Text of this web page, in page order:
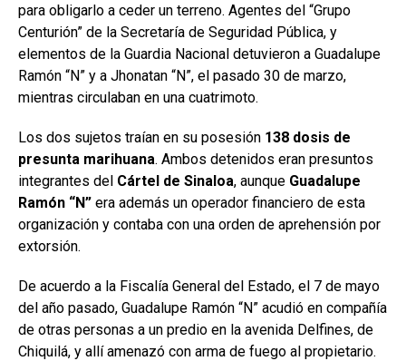
para obligarlo a ceder un terreno. Agentes del “Grupo
Centurión” de la Secretaría de Seguridad Pública, y
elementos de la Guardia Nacional detuvieron a Guadalupe
Ramón “N” y a Jhonatan “N”, el pasado 30 de marzo,
mientras circulaban en una cuatrimoto.
Los dos sujetos traían en su posesión 138 dosis de
presunta marihuana. Ambos detenidos eran presuntos
integrantes del Cártel de Sinaloa, aunque Guadalupe
Ramón “N” era además un operador financiero de esta
organización y contaba con una orden de aprehensión por
extorsión.
De acuerdo a la Fiscalía General del Estado, el 7 de mayo
del año pasado, Guadalupe Ramón “N” acudió en compañía
de otras personas a un predio en la avenida Delfines, de
Chiquilá, y allí amenazó con arma de fuego al propietario.